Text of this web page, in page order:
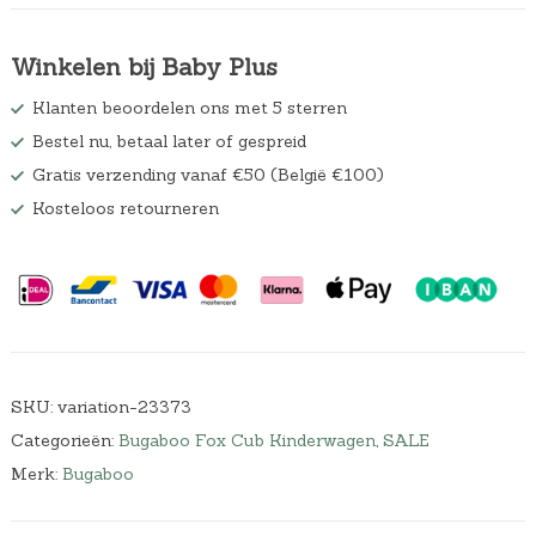
Winkelen bij Baby Plus
Klanten beoordelen ons met 5 sterren
Bestel nu, betaal later of gespreid
Gratis verzending vanaf €50 (België €100)
Kosteloos retourneren
SKU: variation-23373
Categorieën: Bugaboo Fox Cub Kinderwagen, SALE
Merk: Bugaboo